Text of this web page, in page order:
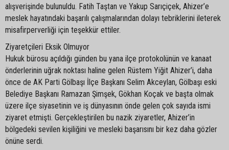
alışverişinde bulunuldu. Fatih Taştan ve Yakup Sarıçiçek, Ahizer’e
meslek hayatındaki başarılı çalışmalarından dolayı tebriklerini ileterek
misafirperverliği için teşekkür ettiler.
Ziyaretçileri Eksik Olmuyor
Hukuk bürosu açıldığı günden bu yana ilçe protokolünün ve kanaat
önderlerinin uğrak noktası haline gelen Rüstem Yiğit Ahizer’i, daha
önce de AK Parti Gölbaşı İlçe Başkanı Selim Akceylan, Gölbaşı eski
Belediye Başkanı Ramazan Şimşek, Gökhan Koçak ve başta olmak
üzere ilçe siyasetinin ve iş dünyasının önde gelen çok sayıda ismi
ziyaret etmişti. Gerçekleştirilen bu nazik ziyaretler, Ahizer’in
bölgedeki sevilen kişiliğini ve mesleki başarısını bir kez daha gözler
önüne serdi.